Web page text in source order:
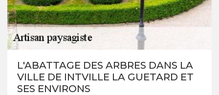
L'ABATTAGE DES ARBRES DANS LA
VILLE DE INTVILLE LA GUETARD ET
SES ENVIRONS